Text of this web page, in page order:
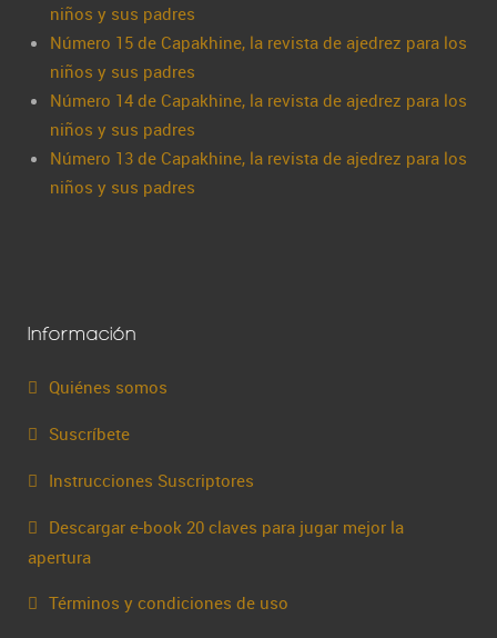
niños y sus padres
Número 15 de Capakhine, la revista de ajedrez para los
niños y sus padres
Número 14 de Capakhine, la revista de ajedrez para los
niños y sus padres
Número 13 de Capakhine, la revista de ajedrez para los
niños y sus padres
Información
Quiénes somos
Suscríbete
Instrucciones Suscriptores
Descargar e-book 20 claves para jugar mejor la
apertura
Términos y condiciones de uso